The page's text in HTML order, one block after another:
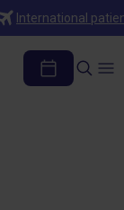
International
los